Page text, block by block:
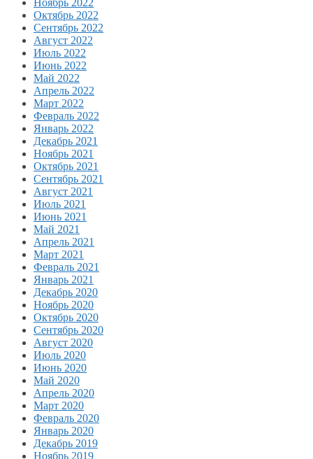
Ноябрь 2022
Октябрь 2022
Сентябрь 2022
Август 2022
Июль 2022
Июнь 2022
Май 2022
Апрель 2022
Март 2022
Февраль 2022
Январь 2022
Декабрь 2021
Ноябрь 2021
Октябрь 2021
Сентябрь 2021
Август 2021
Июль 2021
Июнь 2021
Май 2021
Апрель 2021
Март 2021
Февраль 2021
Январь 2021
Декабрь 2020
Ноябрь 2020
Октябрь 2020
Сентябрь 2020
Август 2020
Июль 2020
Июнь 2020
Май 2020
Апрель 2020
Март 2020
Февраль 2020
Январь 2020
Декабрь 2019
Ноябрь 2019